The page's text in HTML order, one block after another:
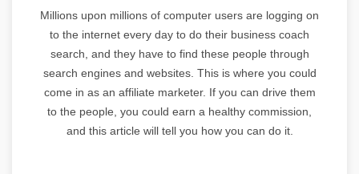
Millions upon millions of computer users are logging on
to the internet every day to do their business coach
search, and they have to find these people through
search engines and websites. This is where you could
come in as an affiliate marketer. If you can drive them
to the people, you could earn a healthy commission,
and this article will tell you how you can do it.